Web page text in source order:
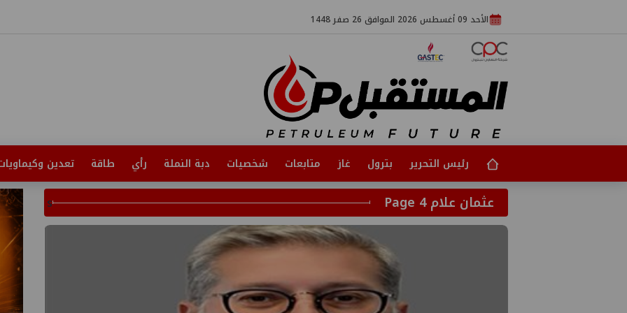
الأحد 09 أغسطس 2026 الموافق 26 صفر 1448
رئيس التحرير بترول غاز متابعات شخصيات دبة النملة رأي طاقة تعدين
عثمان علام Page 4 s